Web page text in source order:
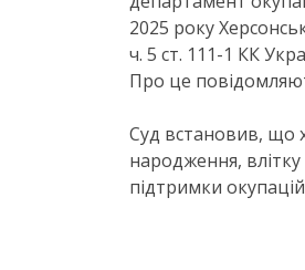
2025 року
ч. 5 ст. 111-1 КК
Про це
Суд встановив, що
народження, влітку
підтримки